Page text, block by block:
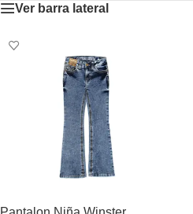
Ver barra lateral